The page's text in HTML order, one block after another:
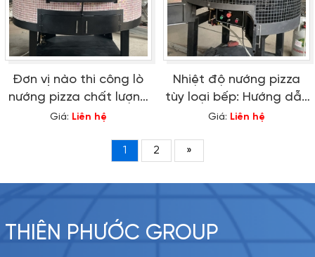
Đơn vị nào thi công lò
nướng pizza chất lượng
hàng đầu?
Giá: Liên hệ
Nhiệt độ nướng pizza
tùy loại bếp: Hướng dẫn
chi tiết
Giá: Liên hệ
1 2 »
THIÊN PHƯỚC GROUP